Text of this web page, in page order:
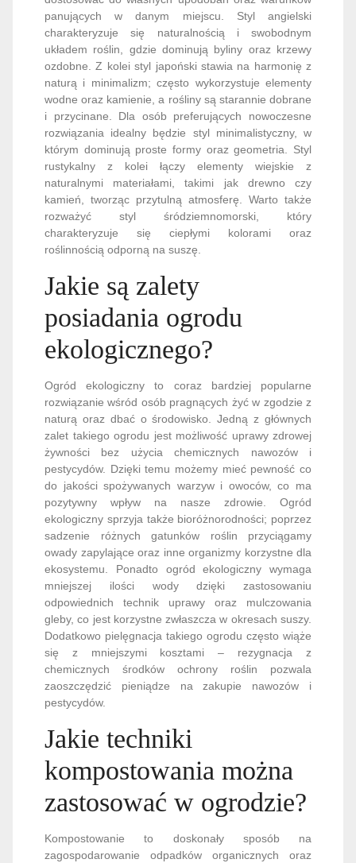
panujących w danym miejscu. Styl angielski
charakteryzuje się naturalnością i swobodnym
układem roślin, gdzie dominują byliny oraz krzewy
ozdobne. Z kolei styl japoński stawia na harmonię z
naturą i minimalizm; często wykorzystuje elementy
wodne oraz kamienie, a rośliny są starannie dobrane
i przycinane. Dla osób preferujących nowoczesne
rozwiązania idealny będzie styl minimalistyczny, w
którym dominują proste formy oraz geometria. Styl
rustykalny z kolei łączy elementy wiejskie z
naturalnymi materiałami, takimi jak drewno czy
kamień, tworząc przytulną atmosferę. Warto także
rozważyć styl śródziemnomorski, który
charakteryzuje się ciepłymi kolorami oraz
roślinnością odporną na suszę.
Jakie są zalety
posiadania ogrodu
ekologicznego?
Ogród ekologiczny to coraz bardziej popularne
rozwiązanie wśród osób pragnących żyć w zgodzie z
naturą oraz dbać o środowisko. Jedną z głównych
zalet takiego ogrodu jest możliwość uprawy zdrowej
żywności bez użycia chemicznych nawozów i
pestycydów. Dzięki temu możemy mieć pewność co
do jakości spożywanych warzyw i owoców, co ma
pozytywny wpływ na nasze zdrowie. Ogród
ekologiczny sprzyja także bioróżnorodności; poprzez
sadzenie różnych gatunków roślin przyciągamy
owady zapylające oraz inne organizmy korzystne dla
ekosystemu. Ponadto ogród ekologiczny wymaga
mniejszej ilości wody dzięki zastosowaniu
odpowiednich technik uprawy oraz mulczowania
gleby, co jest korzystne zwłaszcza w okresach suszy.
Dodatkowo pielęgnacja takiego ogrodu często wiąże
się z mniejszymi kosztami – rezygnacja z
chemicznych środków ochrony roślin pozwala
zaoszczędzić pieniądze na zakupie nawozów i
pestycydów.
Jakie techniki
kompostowania można
zastosować w ogrodzie?
Kompostowanie to doskonały sposób na
zagospodarowanie odpadków organicznych oraz